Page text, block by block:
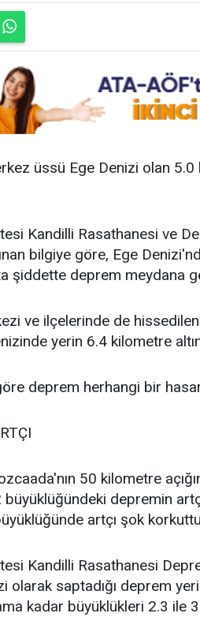
üssü Ege Denizi olan
Kandilli Rasathanesi ve
bilgiye göre, Ege
şiddette deprem meydana
ve ilçelerinde de
yerin 6.4 kilometre
deprem herhangi bir
50 kilometre
depremin
artçı şok
Kandilli Rasathanesi
olarak saptadığı deprem
kadar büyüklükleri 2.3 ile